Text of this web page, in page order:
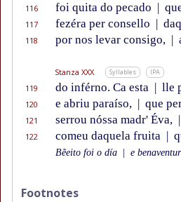
116 foi quita do pecado |
117 fezéra per consello |
118 por nos levar consigo, |
Stanza XXX Syllables IPA
119 do inférno. Ca esta | lle
120 e abriu paraíso, | que
121 serrou nóssa madr' Éva, |
122 comeu daquela fruita |
Bẽeito foi o día e
Footnotes